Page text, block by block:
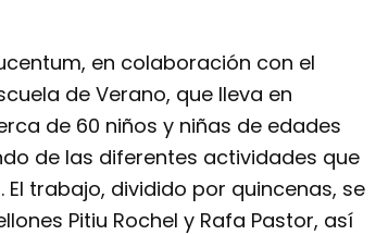
en colaboración con el
de Verano, que lleva en
de 60 niños y niñas de edades
de las diferentes actividades que
trabajo, dividido por quincenas, se
Pitiu Rochel y Rafa Pastor, así